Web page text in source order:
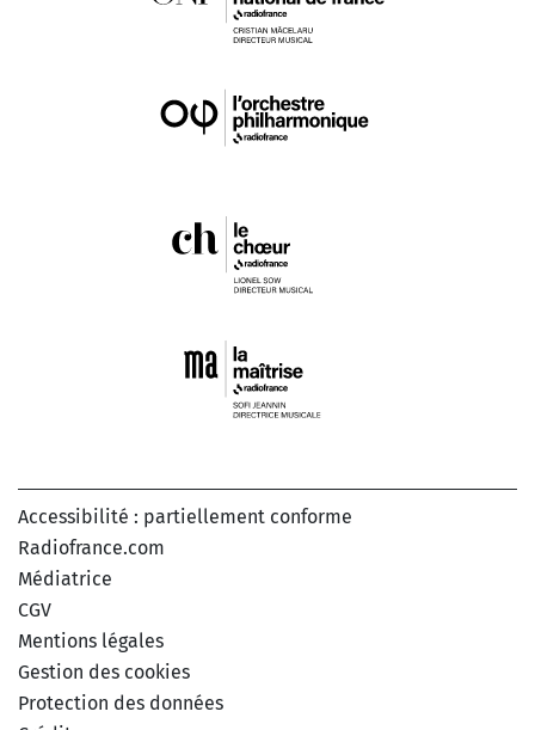
Accessibilité : partiellement conforme
Radiofrance.com
Médiatrice
CGV
Mentions légales
Gestion des cookies
Protection des données